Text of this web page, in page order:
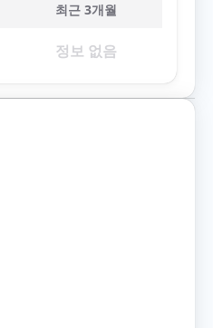
최근 3개월
정보 없음